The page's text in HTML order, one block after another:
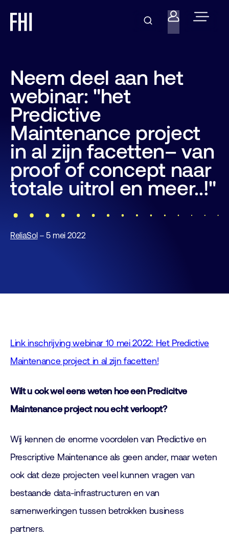
Neem deel aan het
webinar: "het
Predictive
Maintenance project
in al zijn facetten– van
proof of concept naar
totale uitrol en meer..!"
ReliaSol– 5 mei 2022
Link inschrijving webinar 10 mei 2022: Het Predictive
Maintenance project in al zijn facetten!
Wilt u ook wel eens weten hoe een Predicitve
Maintenance project nou echt verloopt?
Wij kennen de enorme voordelen van Predictive en
Prescriptive Maintenance als geen ander, maar weten
ook dat deze projecten veel kunnen vragen van
bestaande data-infrastructuren en van
samenwerkingen tussen betrokken business
partners.